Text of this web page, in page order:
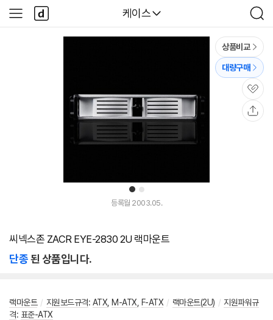
다나와
케이스
검
색
사
이
다
나
와
1 2
상품비교
대량구매
관
심
등록월 2003.05.
씨넥스존 ZACR EYE-2830 2U 랙마운트
단종된 상품입니다.
랙마운트 / 지원보드규격: ATX M-ATX F-ATX / 랙마운트(2U) / 지원파워규
격: 표준-ATX